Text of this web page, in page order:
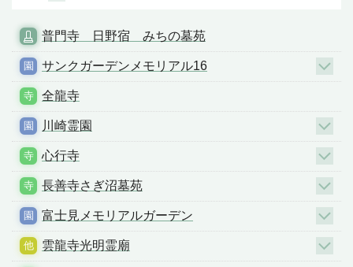
普門寺 日野宿 みちの墓苑
サンクガーデンメモリアル16
全龍寺
川崎霊園
心行寺
長善寺さぎ沼墓苑
富士見メモリアルガーデン
雲龍寺光明霊廟